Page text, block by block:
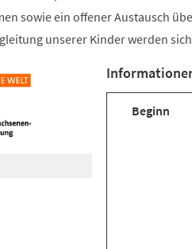
sowie ein offener Austausch
unserer Kinder werden
Beginn